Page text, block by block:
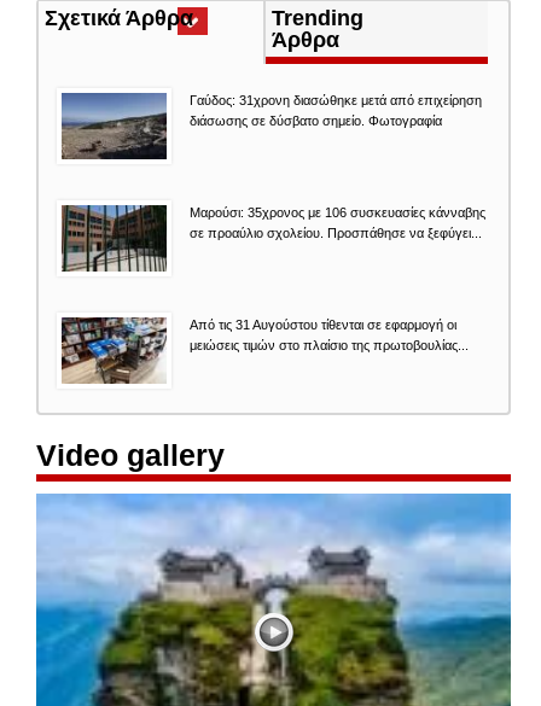
Σχετικά Άρθρα(ενεργή
καρτέλα)
Trending
Άρθρα
Γαύδος: 31χρονη διασώθηκε μετά από επιχείρηση
διάσωσης σε δύσβατο σημείο. Φωτογραφία
Μαρούσι: 35χρονος με 106 συσκευασίες κάνναβης
σε προαύλιο σχολείου. Προσπάθησε να ξεφύγει...
Από τις 31 Αυγούστου τίθενται σε εφαρμογή οι
μειώσεις τιμών στο πλαίσιο της πρωτοβουλίας...
Video gallery